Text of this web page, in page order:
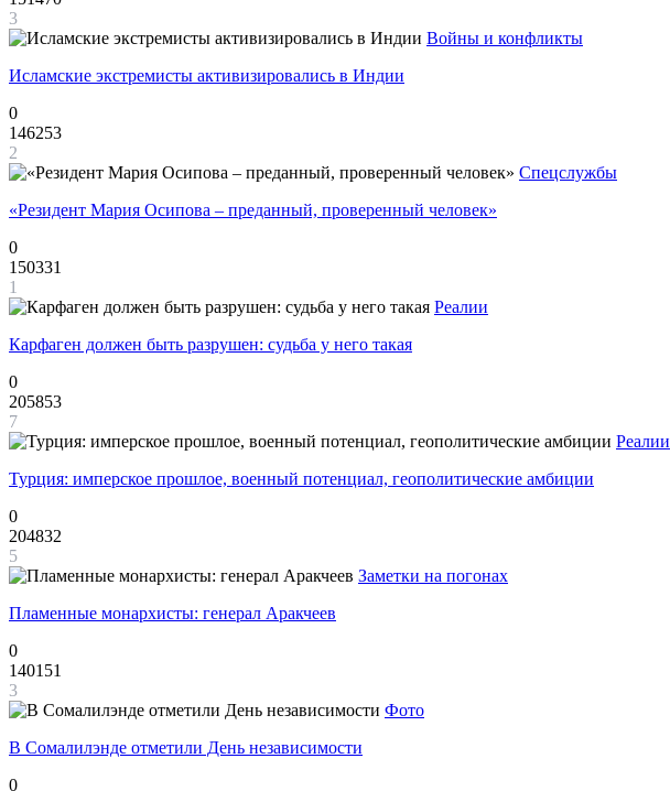
3
Войны и конфликты
Исламские экстремисты активизировались в Индии
0
146253
2
Спецслужбы
«Резидент Мария Осипова – преданный, проверенный человек»
0
150331
1
Реалии
Карфаген должен быть разрушен: судьба у него такая
0
205853
7
Реалии
Турция: имперское прошлое, военный потенциал, геополитические амбиции
0
204832
5
Заметки на погонах
Пламенные монархисты: генерал Аракчеев
0
140151
3
Фото
В Сомалилэнде отметили День независимости
0